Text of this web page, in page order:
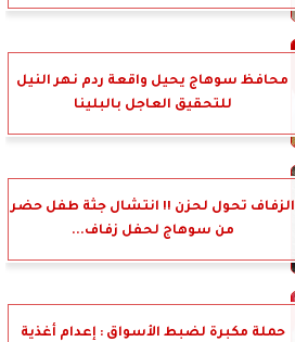
محافظ سوهاج يحيل واقعة ردم نهر النيل
للتحقيق العاجل بالبلينا
الزفاف تحول لحزن !! انتشال جثة طفل حضر
من سوهاج لحفل زفاف...
حملة مكبرة لضبط الأسواق : إعدام أغذية